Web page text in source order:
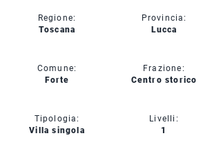
Regione:
Toscana
Comune:
Forte
Tipologia:
Villa singola
Provincia:
Lucca
Frazione:
Centro storico
Livelli:
1